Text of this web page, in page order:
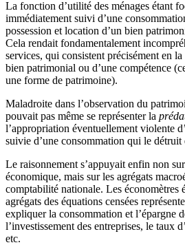
La fonction d’utilité des ménages étant
immédiatement suivi d’une
possession et location d’un bien
Cela rendait fondamentalement
services, qui consistent précisément en
bien patrimonial ou d’une compétence
une forme de patrimoine).
Maladroite dans l’observation du
pouvait pas même se représenter la
l’appropriation éventuellement violente
suivie d’une consommation qui le détruit
Le raisonnement s’appuyait enfin non
économique, mais sur les agrégats
comptabilité nationale. Les économètres
agrégats des équations censées
expliquer la consommation et l’épargne
l’investissement des entreprises, le taux
etc.